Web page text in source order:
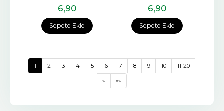
Sepete Ekle
6,90
Sepete Ekle
6,90
1 2 3 4 5 6 7 8 9 10 11-20
» »»